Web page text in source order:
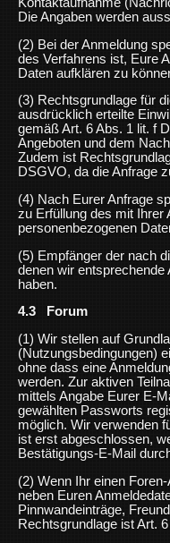
Die Angaben werden
(2) Bei der Anmeldung
des Verfahrens ist, Eure
Daten aufklären zu
(3) Rechtsgrundlage für
ausdrücklich erteilte
gemäß Art. 6 Abs. 1 lit. f
Angeboten und dem
Zudem ist
DSGVO, da die Anfrage
(4) Nach Eurer Anfrage
zu Erfüllung des mit
personenbezogenen
(5) Empfänger der nach
denen wir
haben.
4.3 Forum
(1) Wir stellen auf
(Nutzungsbedingungen)
ohne dass eine
werden. Zur aktiven
mittels Angabe Eurer E-
gewählten Passworts
möglich. Wir verwenden
ist erst abgeschlossen,
Bestätigungs-E-Mail
(2) Wenn Ihr einen
neben Euren
Pinnwandeinträge,
Rechtsgrundlage ist Art.